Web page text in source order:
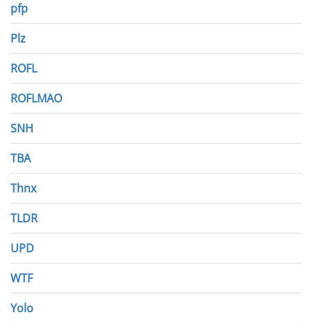
pfp
Plz
ROFL
ROFLMAO
SNH
TBA
Thnx
TLDR
UPD
WTF
Yolo